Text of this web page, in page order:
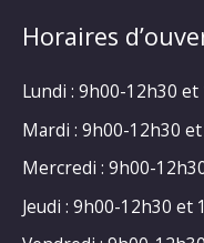
Horaires
Lundi : 9h00-12h30
Mardi : 9h00-12h30
Mercredi : 9h00-
Jeudi : 9h00-12h30 et